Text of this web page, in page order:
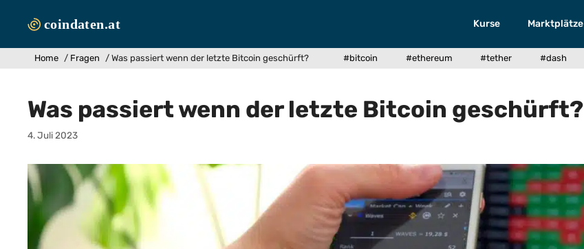
Inhalt
Kurse Marktplätze
Home / Fragen / Was passiert wenn der letzte Bitcoin geschürft? #bitcoin #ethereum #tether #dash
Was passiert wenn der letzte Bitcoin geschürft?
4. Juli 2023